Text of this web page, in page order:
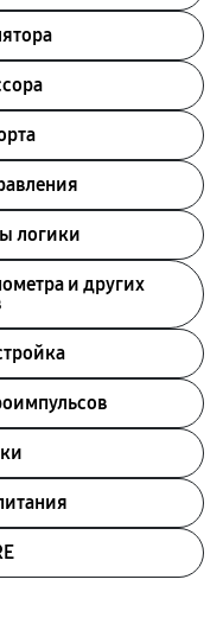
логики
и других